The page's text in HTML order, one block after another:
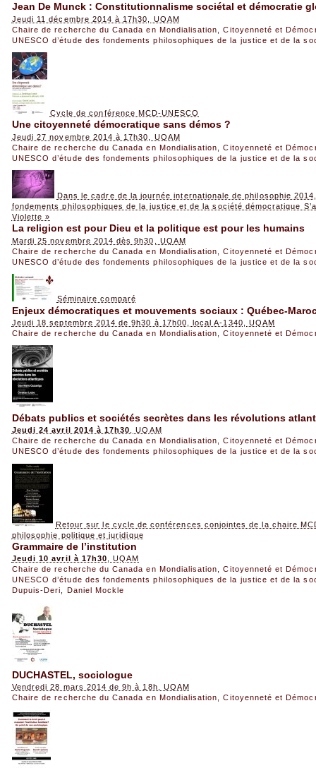
Jean De Munck : Constitutionnalisme sociétal et démocratie
Jeudi 11 décembre 2014 à 17h30, UQAM
Chaire de recherche du Canada en Mondialisation, Citoyenneté et
UNESCO d’étude des fondements philosophiques de la justice et de la
Cycle de conférence MCD-UNESCO
Une citoyenneté démocratique sans démos ?
Jeudi 27 novembre 2014 à 17h30, UQAM
Chaire de recherche du Canada en Mondialisation, Citoyenneté et
UNESCO d’étude des fondements philosophiques de la justice et de la
Dans le cadre de la journée internationale de philosophie
fondements philosophiques de la justice et de la société démocratique
Violette »
La religion est pour Dieu et la politique est pour les humains
Mardi 25 novembre 2014 dès 9h30, UQAM
Chaire de recherche du Canada en Mondialisation, Citoyenneté et
UNESCO d’étude des fondements philosophiques de la justice et de la
Séminaire comparé
Enjeux démocratiques et mouvements sociaux : Québec-
Jeudi 18 septembre 2014 de 9h30 à 17h00, local A-1340, UQAM
Chaire de recherche du Canada en Mondialisation, Citoyenneté et
Débats publics et sociétés secrètes dans les révolutions
Jeudi 24 avril 2014 à 17h30
, UQAM
Chaire de recherche du Canada en Mondialisation, Citoyenneté et
UNESCO d’étude des fondements philosophiques de la justice et de la
Retour sur le cycle de conférences conjointes de la chaire
philosophie politique et juridique
Grammaire de l’institution
Jeudi 10 avril à 17h30 , UQAM
Chaire de recherche du Canada en Mondialisation, Citoyenneté et
UNESCO d’étude des fondements philosophiques de la justice et de la
Dupuis-Deri
Daniel Mockle
DUCHASTEL, sociologue
Vendredi 28 mars 2014 de 9h à 18h, UQAM
Chaire de recherche du Canada en Mondialisation, Citoyenneté et